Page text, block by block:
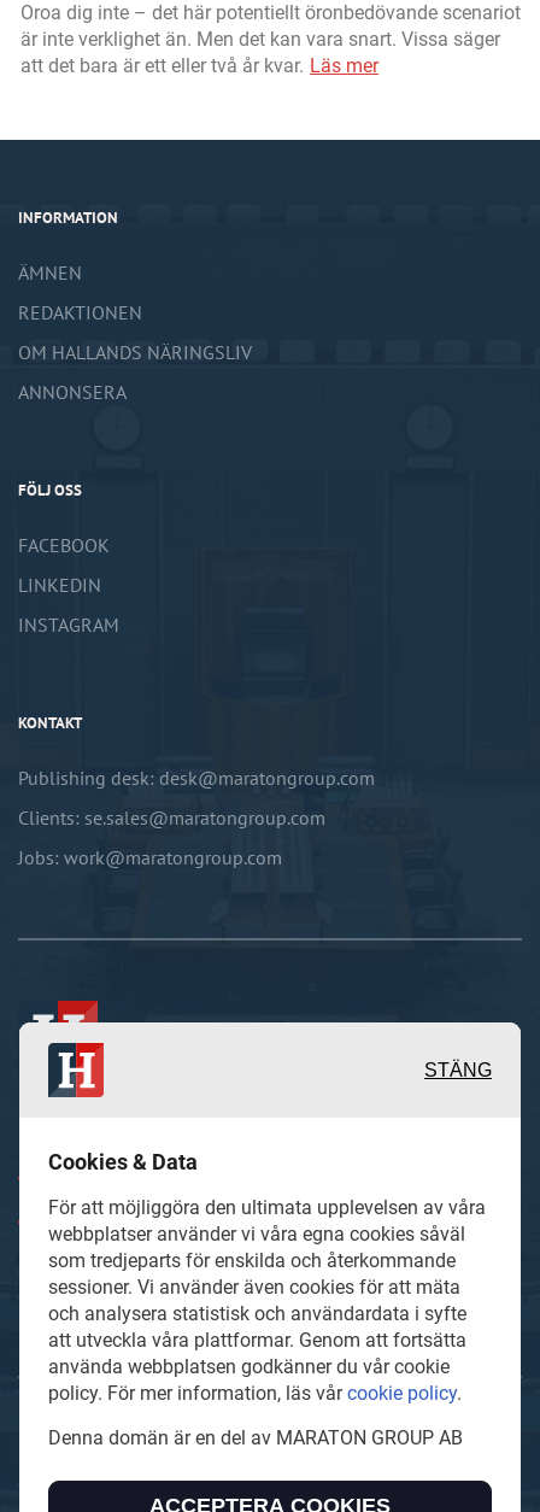
Oroa dig inte – det här potentiellt öronbedövande scenariot
är inte verklighet än. Men det kan vara snart. Vissa säger
att det bara är ett eller två år kvar. Läs mer
INFORMATION
ÄMNEN
REDAKTIONEN
OM HALLANDS NÄRINGSLIV
ANNONSERA
FÖLJ OSS
FACEBOOK
LINKEDIN
INSTAGRAM
KONTAKT
Publishing desk: desk@maratongroup.com
Clients: se.sales@maratongroup.com
Jobs: work@maratongroup.com
värdefulla berättelser och reportage
från och om det lokala näringslivet och
dess aktörer samt en hel del annan
läsvärt innehåll.
Hallandsaffarer.se är en del av mediakoncernen MARATON
tidningsvarumärken i Europa.
STÄNG
Cookies & Data
För att möjliggöra den ultimata upplevelsen av våra
webbplatser använder vi våra egna cookies såväl
som tredjeparts för enskilda och återkommande
sessioner. Vi använder även cookies för att mäta
och analysera statistisk och användardata i syfte
att utveckla våra plattformar. Genom att fortsätta
använda webbplatsen godkänner du vår cookie
policy. För mer information, läs vårcookie policy.
Denna domän är en del av MARATON GROUP AB
ACCEPTERA COOKIES